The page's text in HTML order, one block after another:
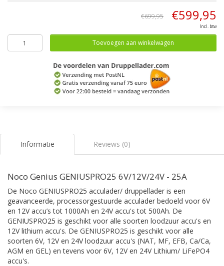
€699,95 €599,95
Incl. btw
Toevoegen aan winkelwagen
Informatie Reviews (0)
Noco Genius GENIUSPRO25 6V/12V/24V - 25A
De Noco GENIUSPRO25 acculader/ druppellader is een
geavanceerde, processorgestuurde acculader bedoeld voor 6V
en 12V accu’s tot 1000Ah en 24V accu's tot 500Ah. De
GENIUSPRO25 is geschikt voor alle soorten loodzuur accu's en
12V lithium accu's. De GENIUSPRO25 is geschikt voor alle
soorten 6V, 12V en 24V loodzuur accu's (NAT, MF, EFB, Ca/Ca,
AGM en GEL) en tevens voor 6V, 12V en 24V Lithium/ LiFePO4
accu's.